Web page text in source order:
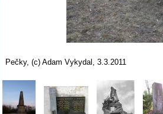
Pečky, (c) Adam Vykydal, 3.3.2011